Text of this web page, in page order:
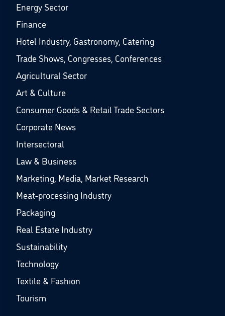
Energy Sector
Finance
Hotel Industry, Gastronomy, Catering
Trade Shows, Congresses, Conferences
Agricultural Sector
Art & Culture
Consumer Goods & Retail Trade Sectors
Corporate News
Intersectoral
Law & Business
Marketing, Media, Market Research
Meat-processing Industry
Packaging
Real Estate Industry
Sustainability
Technology
Textile & Fashion
Tourism